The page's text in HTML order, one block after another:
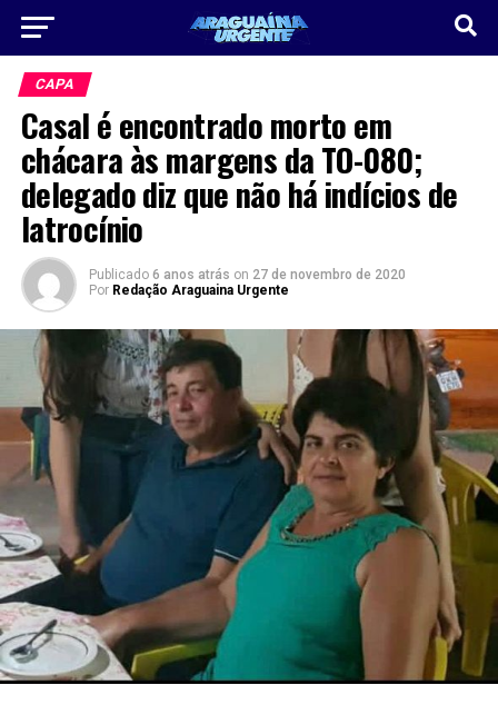
CAPA
Casal é encontrado morto em
chácara às margens da TO-080;
delegado diz que não há indícios de
latrocínio
Publicado 6 anos atrás on 27 de novembro de 2020
Por Redação Araguaina Urgente